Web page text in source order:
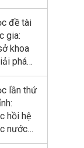
xuất
thủy
hợp
Khu
đề tài
gia:
khoa
pháp
- lâm
hồi
sinh
lần thứ
hồi hệ
nước
suy